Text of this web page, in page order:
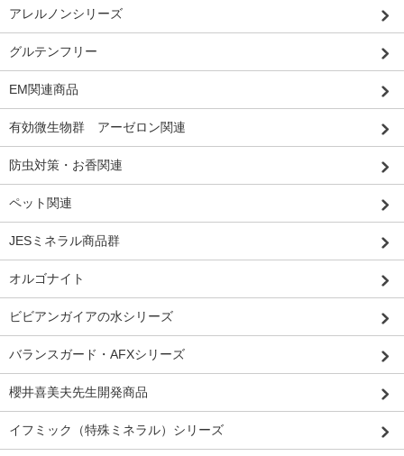
アレルノンシリーズ
グルテンフリー
EM関連商品
有効微生物群 アーゼロン関連
防虫対策・お香関連
ペット関連
JESミネラル商品群
オルゴナイト
ビビアンガイアの水シリーズ
バランスガード・AFXシリーズ
櫻井喜美夫先生開発商品
イフミック（特殊ミネラル）シリーズ